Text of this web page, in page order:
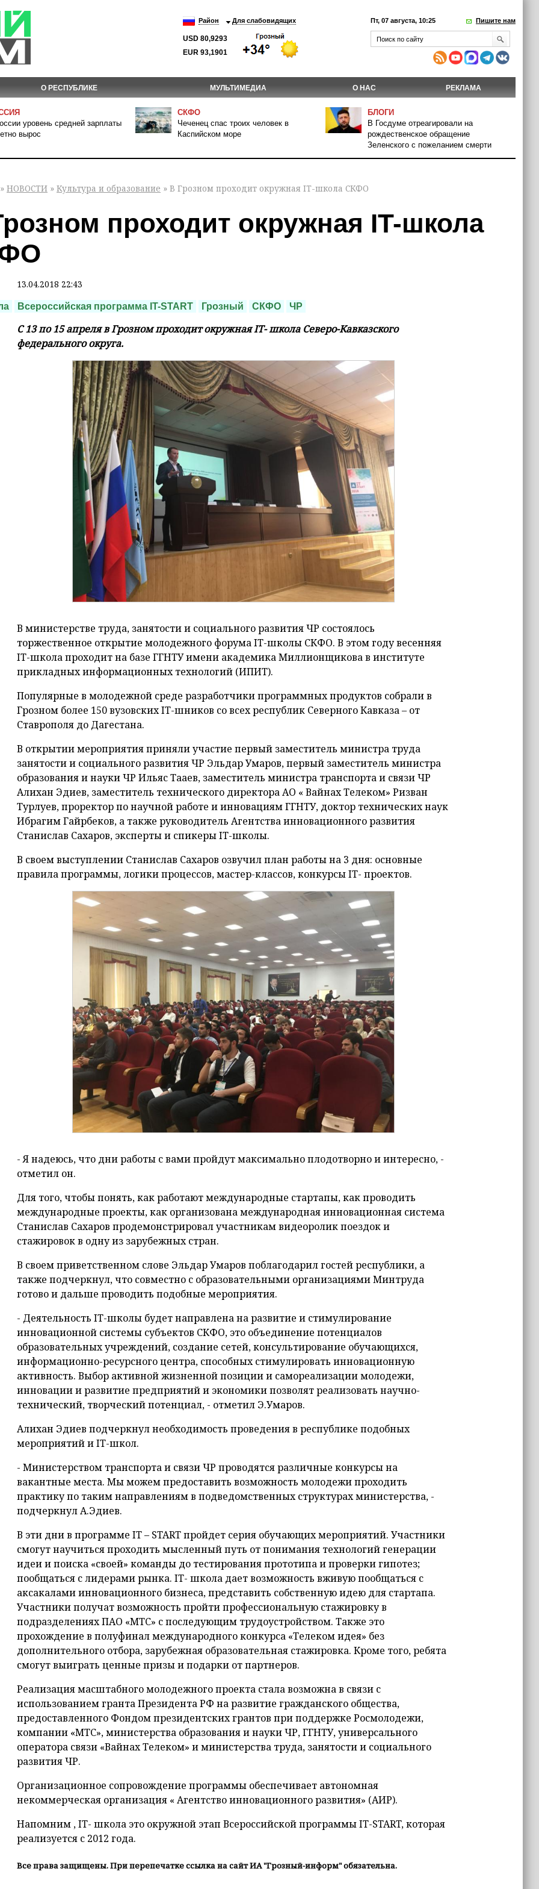
Район Для слабовидящих
USD 80,9293
EUR 93,1901
Пт, 07 августа, 10:25 Пишите нам
О РЕСПУБЛИКЕ МУЛЬТИМЕДИА О НАС РЕКЛАМА
уровень средней зарплаты
вырос
СКФО
Чеченец спас троих человек в
Каспийском море
БЛОГИ
В Госдуме отреагировали на
рождественское обращение
Зеленского с пожеланием смерти
» НОВОСТИ » Культура и образование » В Грозном проходит окружная IT-школа СКФО
проходит окружная IT-школа
13.04.2018 22:43
Всероссийская программа IT-START Грозный СКФО ЧР
С 13 по 15 апреля в Грозном проходит окружная IT- школа Северо-Кавказского
федерального округа.
В министерстве труда, занятости и социального развития ЧР состоялось
торжественное открытие молодежного форума IT-школы СКФО. В этом году весенняя
IT-школа проходит на базе ГГНТУ имени академика Миллионщикова в институте
прикладных информационных технологий (ИПИТ).
Популярные в молодежной среде разработчики программных продуктов собрали в
Грозном более 150 вузовских IT-шников со всех республик Северного Кавказа – от
Ставрополя до Дагестана.
В открытии мероприятия приняли участие первый заместитель министра труда
занятости и социального развития ЧР Эльдар Умаров, первый заместитель министра
образования и науки ЧР Ильяс Тааев, заместитель министра транспорта и связи ЧР
Алихан Эдиев, заместитель технического директора АО « Вайнах Телеком» Ризван
Турлуев, проректор по научной работе и инновациям ГГНТУ, доктор технических наук
Ибрагим Гайрбеков, а также руководитель Агентства инновационного развития
Станислав Сахаров, эксперты и спикеры IT-школы.
В своем выступлении Станислав Сахаров озвучил план работы на 3 дня: основные
правила программы, логики процессов, мастер-классов, конкурсы IT- проектов.
- Я надеюсь, что дни работы с вами пройдут максимально плодотворно и интересно, -
отметил он.
Для того, чтобы понять, как работают международные стартапы, как проводить
международные проекты, как организована международная инновационная система
Станислав Сахаров продемонстрировал участникам видеоролик поездок и
стажировок в одну из зарубежных стран.
В своем приветственном слове Эльдар Умаров поблагодарил гостей республики, а
также подчеркнул, что совместно с образовательными организациями Минтруда
готово и дальше проводить подобные мероприятия.
- Деятельность IT-школы будет направлена на развитие и стимулирование
инновационной системы субъектов СКФО, это объединение потенциалов
образовательных учреждений, создание сетей, консультирование обучающихся,
информационно-ресурсного центра, способных стимулировать инновационную
активность. Выбор активной жизненной позиции и самореализации молодежи,
инновации и развитие предприятий и экономики позволят реализовать научно-
технический, творческий потенциал, - отметил Э.Умаров.
Алихан Эдиев подчеркнул необходимость проведения в республике подобных
мероприятий и IT-школ.
- Министерством транспорта и связи ЧР проводятся различные конкурсы на
вакантные места. Мы можем предоставить возможность молодежи проходить
практику по таким направлениям в подведомственных структурах министерства, -
подчеркнул А.Эдиев.
В эти дни в программе IT – START пройдет серия обучающих мероприятий. Участники
смогут научиться проходить мысленный путь от понимания технологий генерации
идеи и поиска «своей» команды до тестирования прототипа и проверки гипотез;
пообщаться с лидерами рынка. IT- школа дает возможность вживую пообщаться с
аксакалами инновационного бизнеса, представить собственную идею для стартапа.
Участники получат возможность пройти профессиональную стажировку в
подразделениях ПАО «МТС» с последующим трудоустройством. Также это
прохождение в полуфинал международного конкурса «Телеком идея» без
дополнительного отбора, зарубежная образовательная стажировка. Кроме того, ребята
смогут выиграть ценные призы и подарки от партнеров.
Реализация масштабного молодежного проекта стала возможна в связи с
использованием гранта Президента РФ на развитие гражданского общества,
предоставленного Фондом президентских грантов при поддержке Росмолодежи,
компании «МТС», министерства образования и науки ЧР, ГГНТУ, универсального
оператора связи «Вайнах Телеком» и министерства труда, занятости и социального
развития ЧР.
Организационное сопровождение программы обеспечивает автономная
некоммерческая организация « Агентство инновационного развития» (АИР).
Напомним , IT- школа это окружной этап Всероссийской программы IT-START, которая
реализуется с 2012 года.
Все права защищены. При перепечатке ссылка на сайт ИА "Грозный-информ" обязательна.